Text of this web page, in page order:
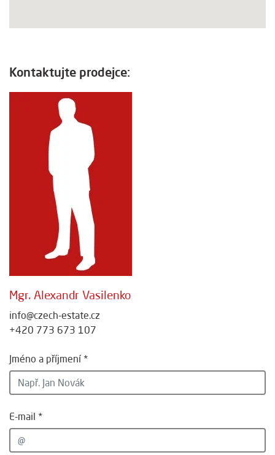
Kontaktujte prodejce:
Mgr. Alexandr Vasilenko
info@czech-estate.cz
+420 773 673 107
Jméno a příjmení *
E-mail *